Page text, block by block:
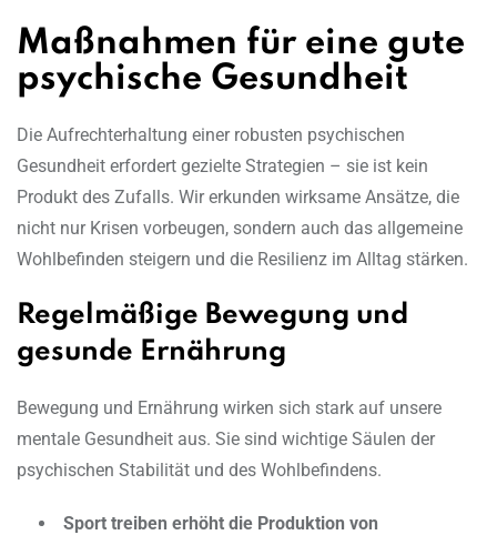
Maßnahmen für eine gute
psychische Gesundheit
Die Aufrechterhaltung einer robusten psychischen
Gesundheit erfordert gezielte Strategien – sie ist kein
Produkt des Zufalls. Wir erkunden wirksame Ansätze, die
nicht nur Krisen vorbeugen, sondern auch das allgemeine
Wohlbefinden steigern und die Resilienz im Alltag stärken.
Regelmäßige Bewegung und
gesunde Ernährung
Bewegung und Ernährung wirken sich stark auf unsere
mentale Gesundheit aus. Sie sind wichtige Säulen der
psychischen Stabilität und des Wohlbefindens.
Sport treiben erhöht die Produktion von